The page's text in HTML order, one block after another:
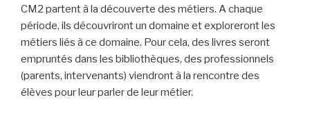
CM2 partent à la découverte des métiers. A chaque
période, ils découvriront un domaine et exploreront les
métiers liés à ce domaine. Pour cela, des livres seront
empruntés dans les bibliothèques, des professionnels
(parents, intervenants) viendront à la rencontre des
élèves pour leur parler de leur métier.